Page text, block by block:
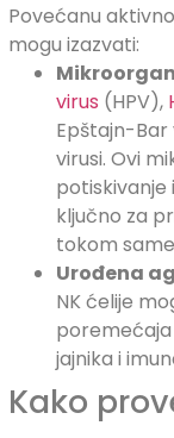
Povećanu
mogu izazvati:
virus (HPV),
Epštajn-Bar
virusi. Ovi
potiskivanje
ključno za
tokom
Urođena
NK ćelije
jajnika i
Kako